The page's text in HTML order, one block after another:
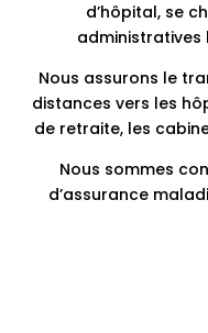
d’hôpital, se
administratives
Nous assurons le
distances vers les
de retraite, les
Nous sommes
d’assurance